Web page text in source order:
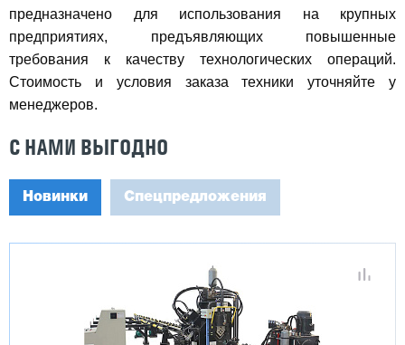
предназначено для использования на крупных
предприятиях, предъявляющих повышенные
требования к качеству технологических операций.
Стоимость и условия заказа техники уточняйте у
менеджеров.
С НАМИ ВЫГОДНО
Новинки Спецпредложения